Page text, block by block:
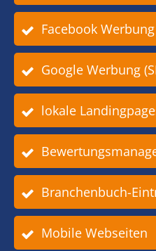
Facebook Werbung
Google Werbung
lokale
Branchenbuch-
Mobile Webseiten